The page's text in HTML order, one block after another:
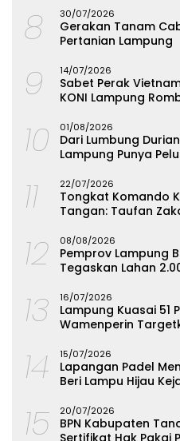
8 30/07/2026
Gerakan Tanam
Pertanian Lampung
9 14/07/2026
Sabet Perak
KONI Lampung
10 01/08/2026
Dari Lumbung
Lampung Punya
11 22/07/2026
Tongkat Komando
Tangan: Taufan
12 08/08/2026
Pemprov Lampung
Tegaskan Lahan
13 16/07/2026
Lampung Kuasai 51
Wamenperin
14 15/07/2026
Lapangan Padel
Beri Lampu Hijau
15 20/07/2026
BPN Kabupaten
Sertifikat Hak Pakai